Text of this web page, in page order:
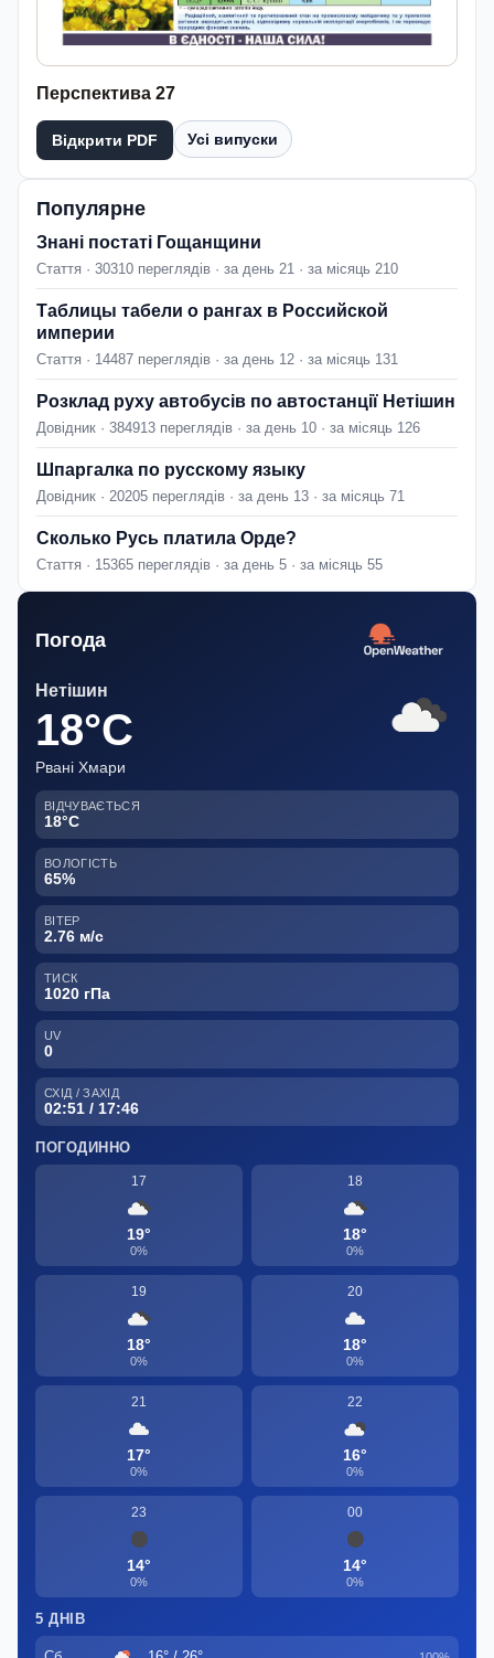
Перспектива 27
Відкрити PDF Усі випуски
Популярне
Знані постаті Гощанщини
Стаття · 30310 переглядів · за день 21 · за місяць 210
Таблицы табели о рангах в Российской
империи
Стаття · 14487 переглядів · за день 12 · за місяць 131
Розклад руху автобусів по автостанції Нетішин
Довідник · 384913 переглядів · за день 10 · за місяць 126
Шпаргалка по русскому языку
Довідник · 20205 переглядів · за день 13 · за місяць 71
Сколько Русь платила Орде?
Стаття · 15365 переглядів · за день 5 · за місяць 55
Погода
Нетішин
18°C
Рвані Хмари
ВІДЧУВАЄТЬСЯ
18°C
ВОЛОГІСТЬ
65%
ВІТЕР
2.76 м/с
ТИСК
1020 гПа
UV
0
СХІД / ЗАХІД
02:51 / 17:46
ПОГОДИННО
17
19°
0%
18
18°
0%
19
18°
0%
20
18°
0%
21
17°
0%
22
16°
0%
23
14°
0%
00
14°
0%
5 ДНІВ